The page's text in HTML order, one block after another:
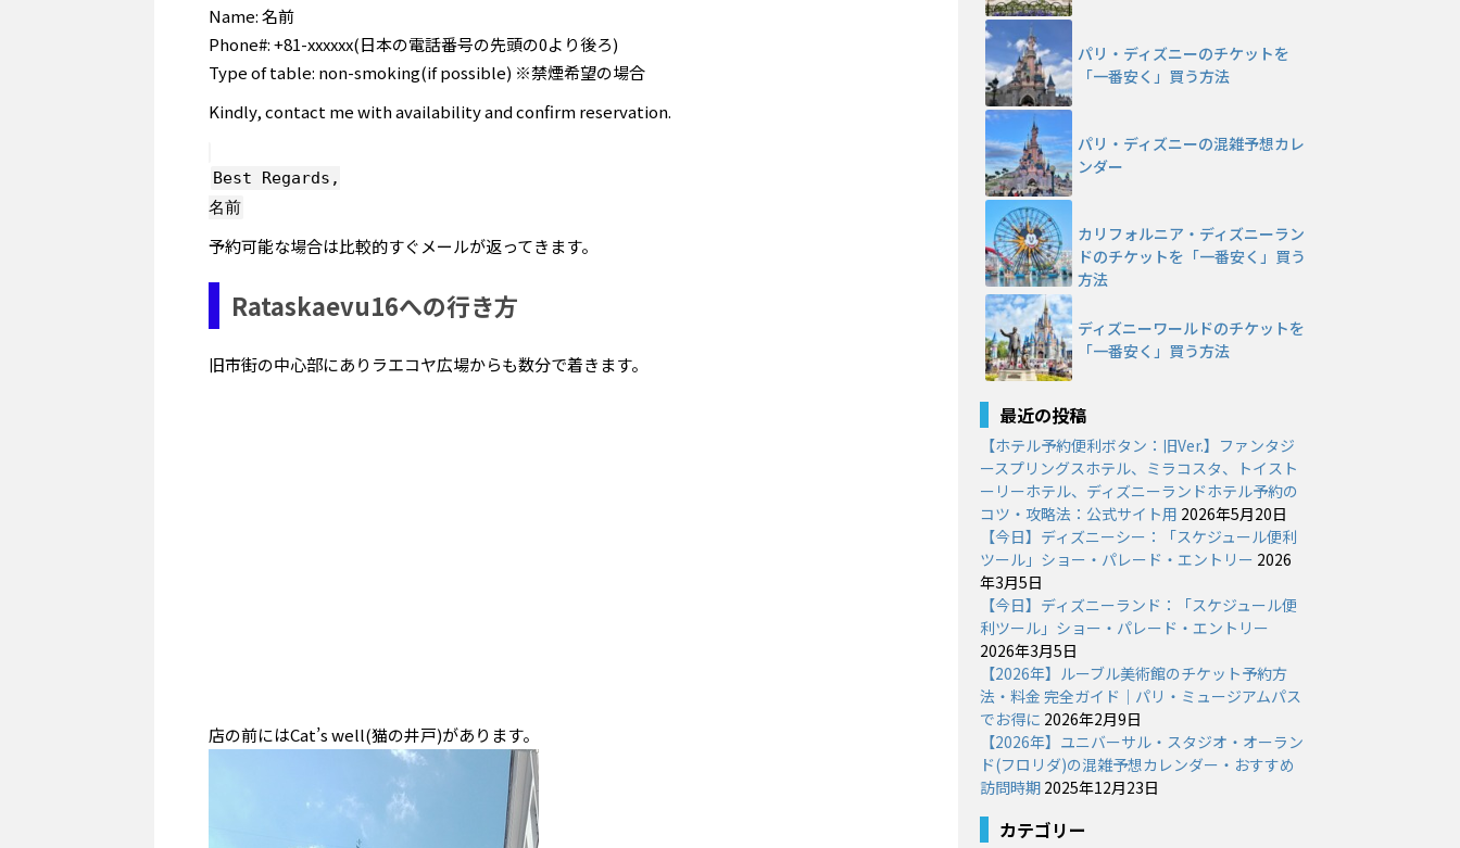
Name: 名前
Phone#: +81-xxxxxx(日本の電話番号の先頭の0より後ろ)
Type of table: non-smoking(if possible) ※禁煙希望の場合
Kindly, contact me with availability and confirm reservation.
Best Regards,
名前
予約可能な場合は比較的すぐメールが返ってきます。
Rataskaevu16への行き方
旧市街の中心部にありラエコヤ広場からも数分で着きます。
店の前にはCat’s well(猫の井戸)があります。
パリ・ディズニーのチケットを
「一番安く」買う方法
パリ・ディズニーの混雑予想カレ
ンダー
カリフォルニア・ディズニーラン
ドのチケットを「一番安く」買う
方法
ディズニーワールドのチケットを
「一番安く」買う方法
最近の投稿
【ホテル予約便利ボタン：旧Ver.】ファンタジ
ースプリングスホテル、ミラコスタ、トイスト
ーリーホテル、ディズニーランドホテル予約の
コツ・攻略法：公式サイト用 2026年5月20日
【今日】ディズニーシー：「スケジュール便利
ツール」ショー・パレード・エントリー 2026
年3月5日
【今日】ディズニーランド：「スケジュール便
利ツール」ショー・パレード・エントリー
2026年3月5日
【2026年】ルーブル美術館のチケット予約方
法・料金 完全ガイド｜パリ・ミュージアムパス
でお得に 2026年2月9日
【2026年】ユニバーサル・スタジオ・オーラン
ド(フロリダ)の混雑予想カレンダー・おすすめ
訪問時期 2025年12月23日
カテゴリー